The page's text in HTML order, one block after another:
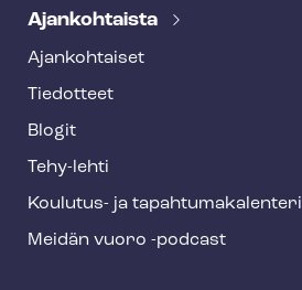
Ajankohtaista
Ajankohtaiset
Tiedotteet
Blogit
Tehy-lehti
Koulutus- ja ta­pah­tu­ma­ka­len­te­ri
Meidän vuoro -podcast